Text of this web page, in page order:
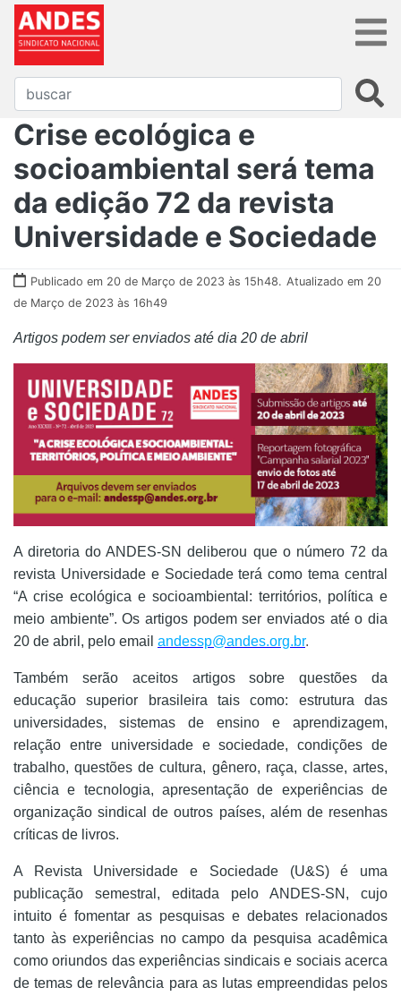
Crise ecológica e
socioambiental será tema
da edição 72 da revista
Universidade e Sociedade
Publicado em 20 de Março de 2023 às 15h48. Atualizado em 20
de Março de 2023 às 16h49
Artigos podem ser enviados até dia 20 de abril
A diretoria do ANDES-SN deliberou que o número 72 da
revista Universidade e Sociedade terá como tema central
“A crise ecológica e socioambiental: territórios, política e
meio ambiente”. Os artigos podem ser enviados até o dia
20 de abril, pelo email andessp@andes.org.br.
Também serão aceitos artigos sobre questões da
educação superior brasileira tais como: estrutura das
universidades, sistemas de ensino e aprendizagem,
relação entre universidade e sociedade, condições de
trabalho, questões de cultura, gênero, raça, classe, artes,
ciência e tecnologia, apresentação de experiências de
organização sindical de outros países, além de resenhas
críticas de livros.
A Revista Universidade e Sociedade (U&S) é uma
publicação semestral, editada pelo ANDES-SN, cujo
intuito é fomentar as pesquisas e debates relacionados
tanto às experiências no campo da pesquisa acadêmica
como oriundos das experiências sindicais e sociais acerca
de temas de relevância para as lutas empreendidas pelos